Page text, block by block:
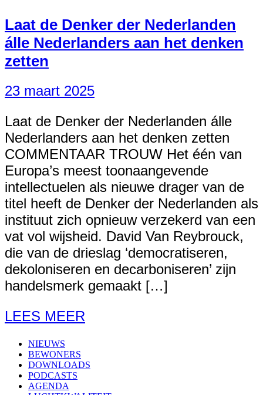
Laat de Denker der Nederlanden
álle Nederlanders aan het denken
zetten
23 maart 2025
Laat de Denker der Nederlanden álle
Nederlanders aan het denken zetten
COMMENTAAR TROUW Het één van
Europa’s meest toonaangevende
intellectuelen als nieuwe drager van de
titel heeft de Denker der Nederlanden als
instituut zich opnieuw verzekerd van een
vat vol wijsheid. David Van Reybrouck,
die van de drieslag ‘democratiseren,
dekoloniseren en decarboniseren’ zijn
handelsmerk gemaakt […]
LEES MEER
NIEUWS
BEWONERS
DOWNLOADS
PODCASTS
AGENDA